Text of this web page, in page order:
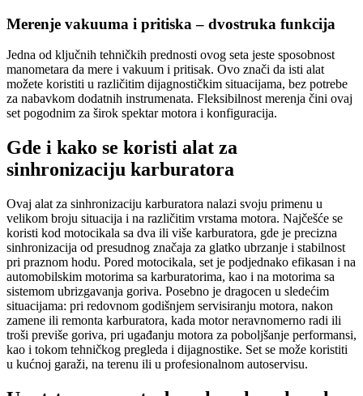
Merenje vakuuma i pritiska – dvostruka funkcija
Jedna od ključnih tehničkih prednosti ovog seta jeste sposobnost
manometara da mere i vakuum i pritisak. Ovo znači da isti alat
možete koristiti u različitim dijagnostičkim situacijama, bez potrebe
za nabavkom dodatnih instrumenata. Fleksibilnost merenja čini ovaj
set pogodnim za širok spektar motora i konfiguracija.
Gde i kako se koristi alat za
sinhronizaciju karburatora
Ovaj alat za sinhronizaciju karburatora nalazi svoju primenu u
velikom broju situacija i na različitim vrstama motora. Najčešće se
koristi kod motocikala sa dva ili više karburatora, gde je precizna
sinhronizacija od presudnog značaja za glatko ubrzanje i stabilnost
pri praznom hodu. Pored motocikala, set je podjednako efikasan i na
automobilskim motorima sa karburatorima, kao i na motorima sa
sistemom ubrizgavanja goriva. Posebno je dragocen u sledećim
situacijama: pri redovnom godišnjem servisiranju motora, nakon
zamene ili remonta karburatora, kada motor neravnomerno radi ili
troši previše goriva, pri ugađanju motora za poboljšanje performansi,
kao i tokom tehničkog pregleda i dijagnostike. Set se može koristiti
u kućnoj garaži, na terenu ili u profesionalnom autoservisu.